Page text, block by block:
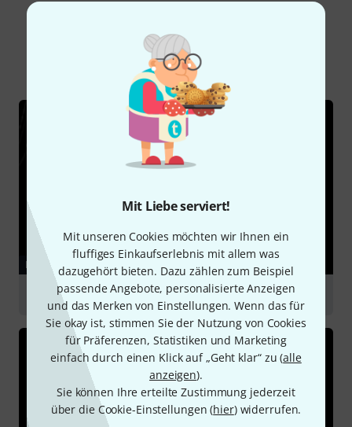
Mit Liebe serviert!
Mit unseren Cookies möchten wir Ihnen ein
fluffiges Einkaufserlebnis mit allem was
dazugehört bieten. Dazu zählen zum Beispiel
passende Angebote, personalisierte Anzeigen
und das Merken von Einstellungen. Wenn das für
Sie okay ist, stimmen Sie der Nutzung von Cookies
für Präferenzen, Statistiken und Marketing
einfach durch einen Klick auf „Geht klar“ zu (alle
anzeigen).
Sie können Ihre erteilte Zustimmung jederzeit
über die Cookie-Einstellungen (hier) widerrufen.
Alle Ratgeber
RATGEBER
Mikrofonzubehör